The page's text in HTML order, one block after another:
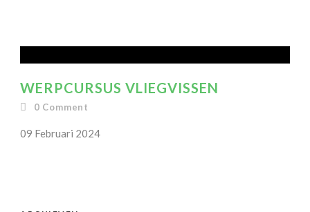
WERPCURSUS VLIEGVISSEN
0 Comment
09 Februari 2024